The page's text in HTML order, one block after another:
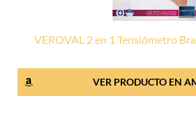
VEROVAL 2 en 1 Tensiómetro
VER PRODUCTO EN